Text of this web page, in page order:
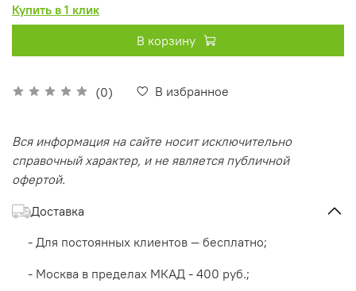
(0) В избранное
Купить в 1 клик
В корзину
Вся информация на сайте носит исключительно
справочный характер, и не является публичной
офертой.
Доставка
- Для постоянных клиентов — бесплатно;
- Москва в пределах МКАД - 400 руб.;